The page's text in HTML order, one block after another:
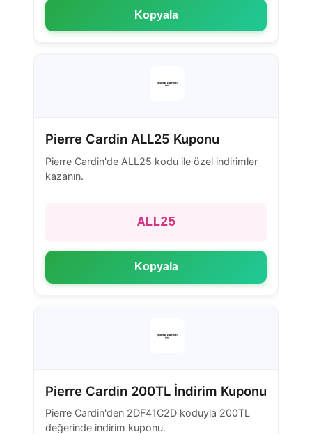
Kopyala
Pierre Cardin ALL25 Kuponu
Pierre Cardin'de ALL25 kodu ile özel indirimler
kazanın.
ALL25
Kopyala
Pierre Cardin 200TL İndirim Kuponu
Pierre Cardin'den 2DF41C2D koduyla 200TL
değerinde indirim kuponu.